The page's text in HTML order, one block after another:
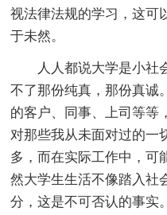
视法律法规的学习，这可
于未然。
人人都说大学是小社
不了那份纯真，那份真诚
的客户、同事、上司等等
对那些我从未面对过的一
多，而在实际工作中，可
然大学生生活不像踏入社
分，这是不可否认的事实